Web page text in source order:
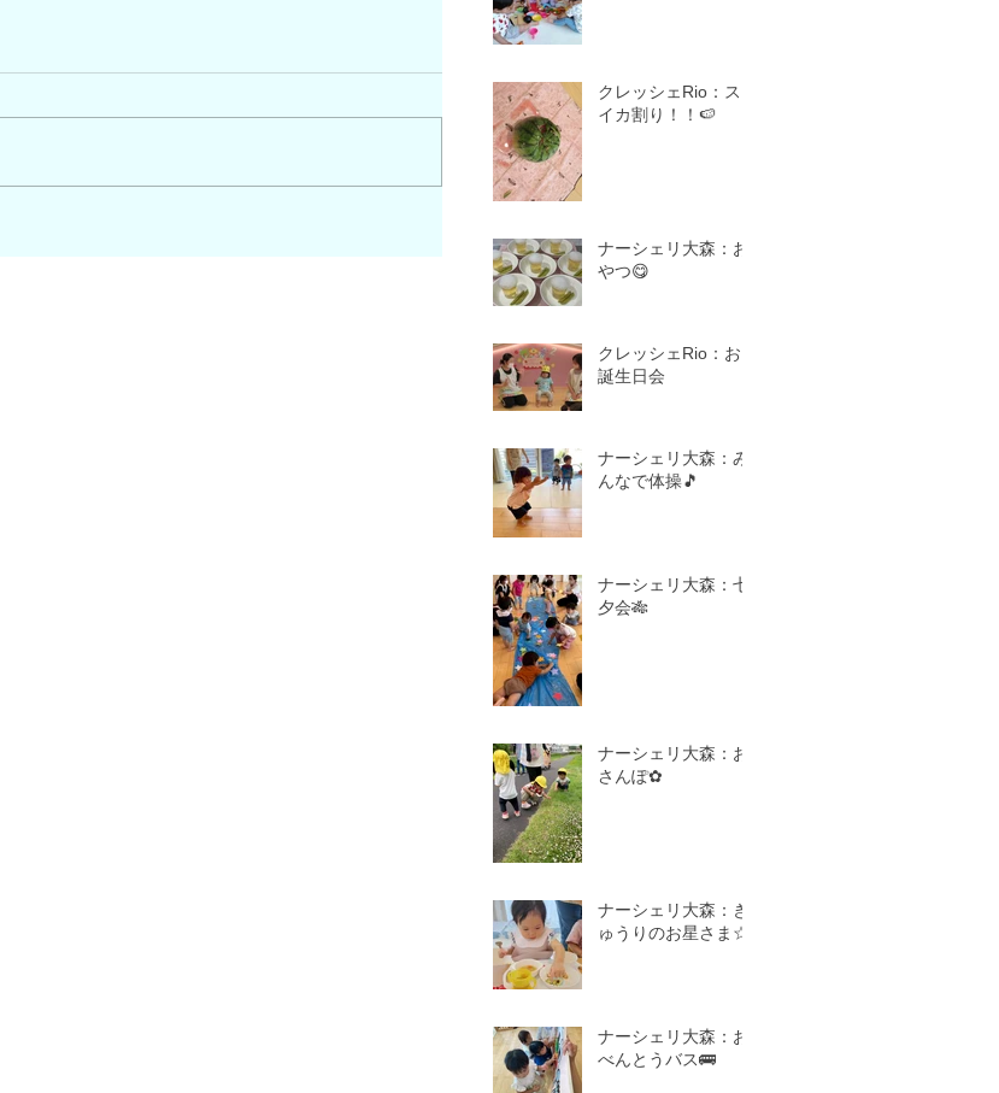
クレッシェRio：ス
イカ割り！！🍉
ナーシェリ大森：お
やつ😋
クレッシェRio：お
誕生日会
ナーシェリ大森：み
んなで体操🎵
ナーシェリ大森：七
夕会🎋
ナーシェリ大森：お
さんぽ✿
ナーシェリ大森：き
ゅうりのお星さま☆
ナーシェリ大森：お
べんとうバス🚌